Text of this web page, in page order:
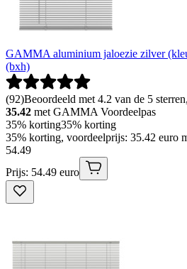
GAMMA aluminium jaloezie zilver
(bxh)
(92)Beoordeeld met 4.2 van de 5
35.42 met GAMMA Voordeelpas
35% korting35% korting
35% korting, voordeelprijs: 35.42 euro
54.49
Prijs: 54.49 euro